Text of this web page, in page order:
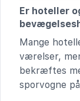
Er hoteller
Mange
værelser,
bekræftes
sporvogne